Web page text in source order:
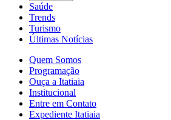
Saúde
Trends
Turismo
Últimas Notícias
Quem Somos
Programação
Ouça a Itatiaia
Institucional
Entre em Contato
Expediente Itatiaia